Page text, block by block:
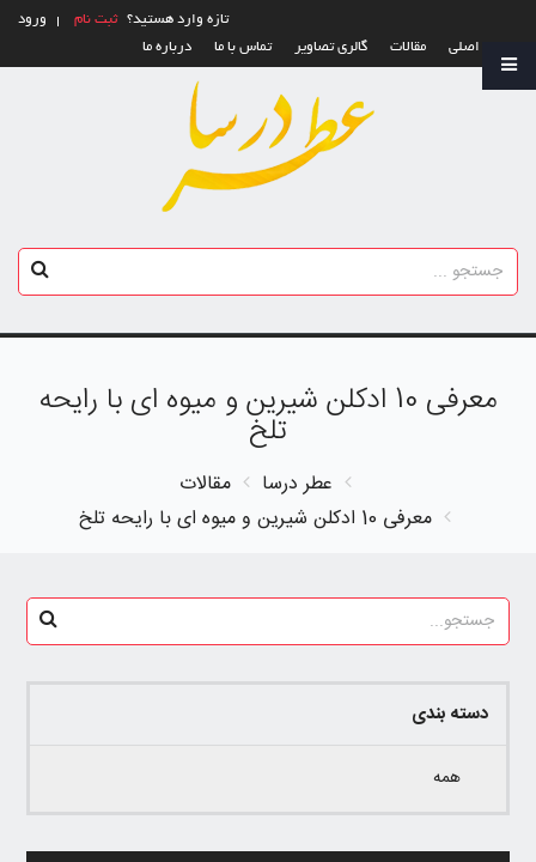
تازه وارد هستید؟ ثبت نام
ورود
صفحه اصلی
مقالات گالری تصاویر تماس با ما درباره ما
معرفی 10 ادکلن شیرین و میوه ای با رایحه
تلخ
عطر درسا
مقالات
معرفی 10 ادکلن شیرین و میوه ای با رایحه تلخ
دسته بندی
همه